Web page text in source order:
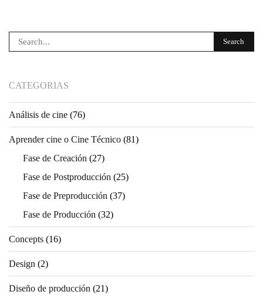
CATEGORIAS
Análisis de cine (76)
Aprender cine o Cine Técnico (81)
Fase de Creación (27)
Fase de Postproducción (25)
Fase de Preproducción (37)
Fase de Producción (32)
Concepts (16)
Design (2)
Diseño de producción (21)